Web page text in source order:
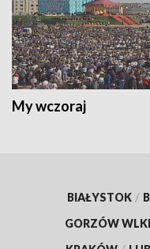
My wczoraj
BIAŁYSTOK /
GORZÓW